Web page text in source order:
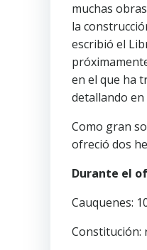
muchas
la
escribió el
en el que ha
detallando en
Como gran
ofreció dos
Durante el
Cauquenes:
Constitución: